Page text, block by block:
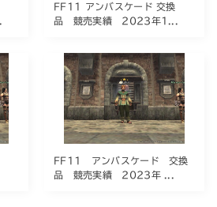
FF11 アンバスケード 交換
品 競売実績 2023年1...
FF11 アンバスケード 交換
品 競売実績 2023年 ...